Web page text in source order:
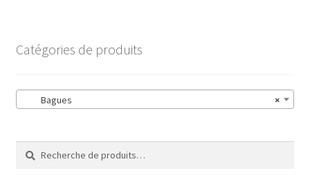
Catégories de produits
×
Bagues
Recherche
pour :
Recherche